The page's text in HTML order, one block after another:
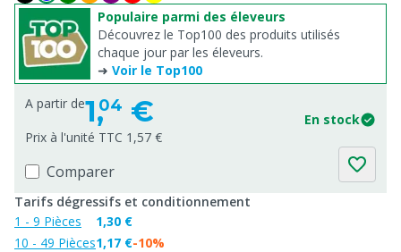
Populaire parmi des éleveurs
Découvrez le Top100 des produits utilisés
chaque jour par les éleveurs.
➜ Voir le Top100
A partir de1,04 €
En stock
Prix à l'unité TTC 1,57 €
Comparer
Tarifs dégressifs et conditionnement
1 - 9 Pièces
10 - 49 Pièces
1,30 €
1,17 €-10%